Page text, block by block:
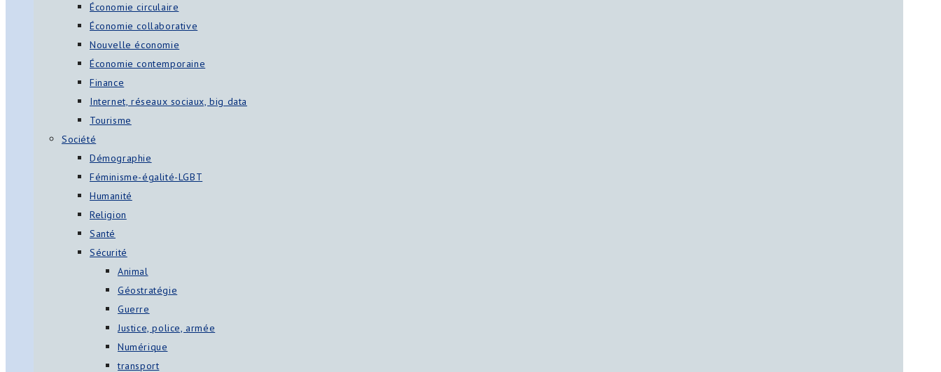
Économie circulaire
Économie collaborative
Nouvelle économie
Économie contemporaine
Finance
Internet, réseaux sociaux, big data
Tourisme
Société
Démographie
Féminisme-égalité-LGBT
Humanité
Religion
Santé
Sécurité
Animal
Géostratégie
Guerre
Justice, police, armée
Numérique
transport